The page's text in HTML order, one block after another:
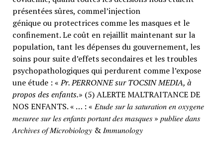
présentées sûres, commel’injection
génique ou protectrices comme les masques et le
confinement. Le coût en rejaillit maintenant sur la
population, tant les dépenses du gouvernement, les
soins pour suite d’effets secondaires et les troubles
psychopathologiques qui perdurent comme l’expose
une étude : «Pr. PERRONNE sur TOCSIN MEDIA, à
propos des enfants.» (5) ALERTE MALTRAITANCE DE
NOS ENFANTS. « … : « 𝐸𝑡𝑢𝑑𝑒 𝑠𝑢𝑟 𝑙𝑎 𝑠𝑎𝑡𝑢𝑟𝑎𝑡𝑖𝑜𝑛 𝑒𝑛 𝑜𝑥𝑦𝑔𝑒𝑛𝑒
𝑚𝑒𝑠𝑢𝑟𝑒𝑒 𝑠𝑢𝑟 𝑙𝑒𝑠 𝑒𝑛𝑓𝑎𝑛𝑡𝑠 𝑝𝑜𝑟𝑡𝑎𝑛𝑡 𝑑𝑒𝑠 𝑚𝑎𝑠𝑞𝑢𝑒𝑠 » 𝑝𝑢𝑏𝑙𝑖𝑒𝑒 𝑑𝑎𝑛𝑠
𝐴𝑟𝑐ℎ𝑖𝑣𝑒𝑠 𝑜𝑓 𝑀𝑖𝑐𝑟𝑜𝑏𝑖𝑜𝑙𝑜𝑔𝑦 & 𝐼𝑚𝑚𝑢𝑛𝑜𝑙𝑜𝑔𝑦